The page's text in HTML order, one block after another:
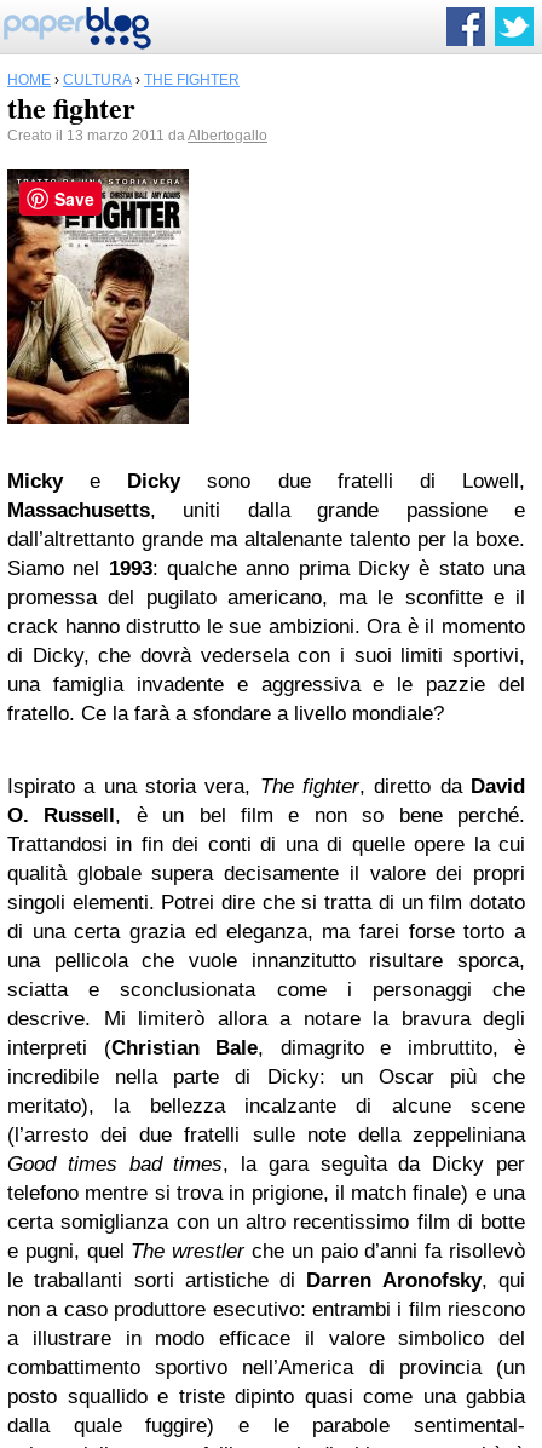
HOME › CULTURA › THE FIGHTER
the fighter
Creato il 13 marzo 2011 daAlbertogallo
Mickye Dickysono due fratelli di Lowell,
Massachusetts, uniti dalla grande passione e
dall’altrettanto grande ma altalenante talento per la boxe.
Siamo nel 1993: qualche anno prima Dicky è stato una
promessa del pugilato americano, ma le sconfitte e il
crack hanno distrutto le sue ambizioni. Ora è il momento
di Dicky, che dovrà vedersela con i suoi limiti sportivi,
una famiglia invadente e aggressiva e le pazzie del
fratello. Ce la farà a sfondare a livello mondiale?
Ispirato a una storia vera, The fighter, diretto da David
O. Russell, è un bel film e non so bene perché.
Trattandosi in fin dei conti di una di quelle opere la cui
qualità globale supera decisamente il valore dei propri
singoli elementi. Potrei dire che si tratta di un film dotato
di una certa grazia ed eleganza, ma farei forse torto a
una pellicola che vuole innanzitutto risultare sporca,
sciatta e sconclusionata come i personaggi che
descrive. Mi limiterò allora a notare la bravura degli
interpreti (Christian Bale, dimagrito e imbruttito, è
incredibile nella parte di Dicky: un Oscar più che
meritato), la bellezza incalzante di alcune scene
(l’arresto dei due fratelli sulle note della zeppeliniana
Good times bad times, la gara seguìta da Dicky per
telefono mentre si trova in prigione, il match finale) e una
certa somiglianza con un altro recentissimo film di botte
e pugni, quel The wrestlerche un paio d’anni fa risollevò
le traballanti sorti artistiche di Darren Aronofsky, qui
non a caso produttore esecutivo: entrambi i film riescono
a illustrare in modo efficace il valore simbolico del
combattimento sportivo nell’America di provincia (un
posto squallido e triste dipinto quasi come una gabbia
dalla quale fuggire) e le parabole sentimental-
Save